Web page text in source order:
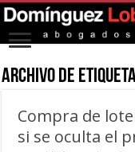
Archivo de
Compra de
si se oculta el